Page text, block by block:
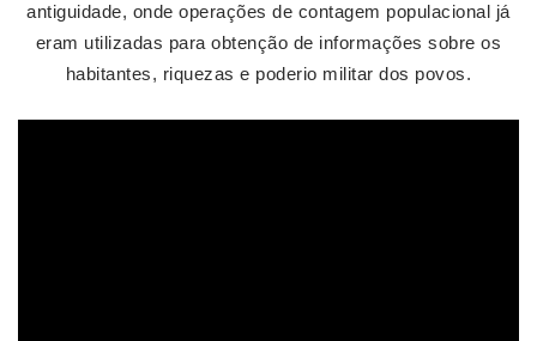
antiguidade, onde operações de contagem populacional já
eram utilizadas para obtenção de informações sobre os
habitantes, riquezas e poderio militar dos povos.